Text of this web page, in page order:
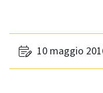
10 maggio